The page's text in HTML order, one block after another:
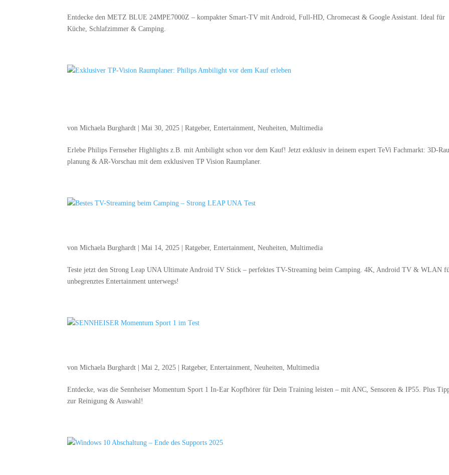
Ent­de­cke den METZ BLUE 24MPE7000Z – kom­pak­ter Smart-TV mit Android, Full-HD, Chro­me­cast & Goog­le Assistant. Ide­al für
Küche, Schlaf­zim­mer & Camping.
vonMichaela Burghardt |Mai 30, 2025 |Ratgeber,Entertainment,Neuheiten,Multimedia
Erle­be Phil­ips Fern­se­her High­lights z.B. mit Ambi­light schon vor dem Kauf! Jetzt exklu­siv in dei­nem expert TeVi Fach­markt: 3D-
pla­nung & AR-Vor­schau mit dem exklu­si­ven TP Visi­on Raumplaner.
vonMichaela Burghardt |Mai 14, 2025 |Ratgeber,Entertainment,Neuheiten,Multimedia
Tes­te jetzt den Strong Leap UNA Ulti­ma­te Android TV Stick – per­fek­tes TV-Strea­ming beim Cam­ping. 4K, Android TV & WLAN
unbe­grenz­tes Enter­tain­ment unterwegs!
vonMichaela Burghardt |Mai 2, 2025 |Ratgeber,Entertainment,Neuheiten,Multimedia
Ent­de­cke, was die Senn­hei­ser Momen­tum Sport 1 In-Ear Kopf­hö­rer für Dein Trai­ning leis­ten – mit ANC, Sen­so­ren & IP55. Plus
zur Rei­ni­gung & Auswahl!